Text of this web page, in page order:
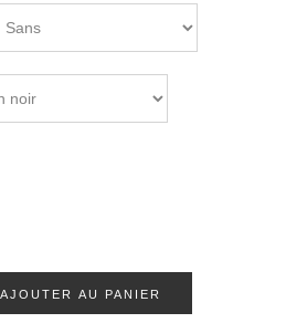
AJOUTER AU PANIER